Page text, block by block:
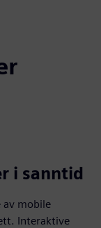
i sanntid
av mobile
Interaktive